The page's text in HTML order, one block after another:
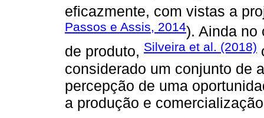
eficazmente, com vistas a
Passos e Assis, 2014). Ainda no
de produto, Silveira et al. (2018)
considerado um conjunto de
percepção de uma
a produção e